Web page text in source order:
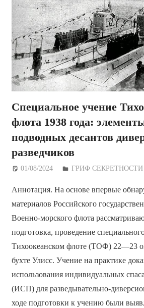
Специальное учение
флота 1938 года:
подводных десантов
разведчиков
01/08/2024 Дежурный по Редакции
ГРИФ
Аннотация. На основе впервые
материалов Российского
Военно-морского флота
подготовка, проведение
Тихоокеанском флоте (ТОФ) 22—23
бухте Улисс. Учение на практике
использования индивидуальных
(ИСП) для разведывательно-
ходе подготовки к учению были